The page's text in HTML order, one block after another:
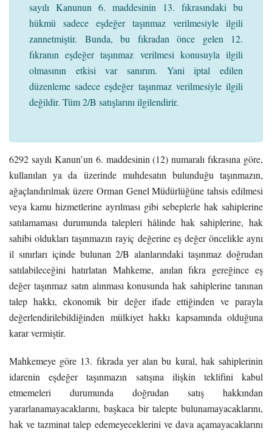
sayılı Kanunun 6. maddesinin 13. fıkrasındaki bu
hükmü sadece eşdeğer taşınmaz verilmesiyle ilgili
zannetmiştir. Bunda, bu fıkradan önce gelen 12.
fıkranın eşdeğer taşınmaz verilmesi konusuyla ilgili
olmasının etkisi var sanırım. Yani iptal edilen
düzenleme sadece eşdeğer taşınmaz verilmesiyle ilgili
değildir. Tüm 2/B satışlarını ilgilendirir.
6292 sayılı Kanun’un 6. maddesinin (12) numaralı fıkrasına göre,
kullanılan ya da üzerinde muhdesatın bulunduğu taşınmazın,
ağaçlandırılmak üzere Orman Genel Müdürlüğüne tahsis edilmesi
veya kamu hizmetlerine ayrılması gibi sebeplerle hak sahiplerine
satılamaması durumunda talepleri hâlinde hak sahiplerine, hak
sahibi oldukları taşınmazın rayiç değerine eş değer öncelikle aynı
il sınırları içinde bulunan 2/B alanlarındaki taşınmaz doğrudan
satılabileceğini hatırlatan Mahkeme, anılan fıkra gereğince eş
değer taşınmaz satın alınması konusunda hak sahiplerine tanınan
talep hakkı, ekonomik bir değer ifade ettiğinden ve parayla
değerlendirilebildiğinden mülkiyet hakkı kapsamında olduğuna
karar vermiştir.
Mahkemeye göre 13. fıkrada yer alan bu kural, hak sahiplerinin
idarenin eşdeğer taşınmazın satışına ilişkin teklifini kabul
etmemeleri durumunda doğrudan satış hakkından
yararlanamayacaklarını, başkaca bir talepte bulunamayacaklarını,
hak ve tazminat talep edemeyeceklerini ve dava açamayacaklarını